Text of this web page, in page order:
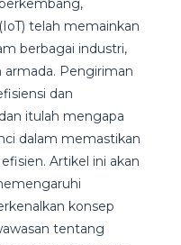
telah memainkan
berbagai industri,
Pengiriman
dan
itulah mengapa
dalam memastikan
Artikel ini akan
konsep
tentang